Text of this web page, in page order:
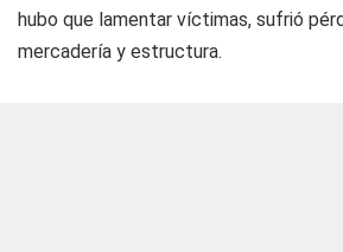
hubo que lamentar víctimas, sufrió
mercadería y estructura.